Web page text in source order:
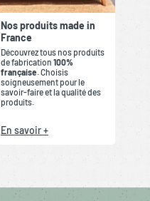
Nos produits made in
France
Découvrez tous nos produits
de fabrication 100%
française. Choisis
soigneusement pour le
savoir-faire et la qualité des
produits.
En savoir +